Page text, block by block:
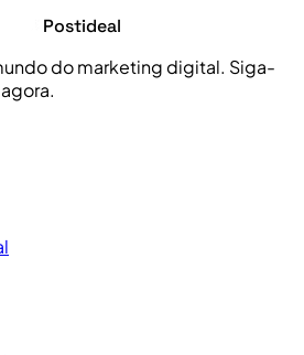
Postideal
do marketing digital. Siga-